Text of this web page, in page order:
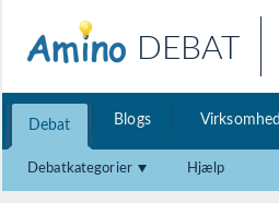
DEBAT
Debat Blogs
Debatkategorier Hjælp